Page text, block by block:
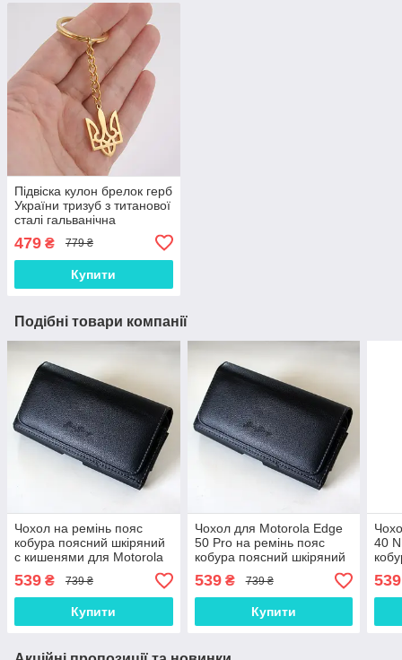
Підвіска кулон брелок герб
України тризуб з титанової
сталі гальванічна
карат (19,9*30,2мм)
479 ₴ 779 ₴
Купити
Подібні товари компанії
Чохол на ремінь пояс
кобура поясний шкіряний
c кишенями для Motorola
Edge 30 Pro "RAMOS"
539 ₴ 739 ₴
Купити
Чохол для Motorola Edge
50 Pro на ремінь пояс
кобура поясний шкіряний
c кишенями "RAMOS"
539₴ 739 ₴
Купити
40
c
539